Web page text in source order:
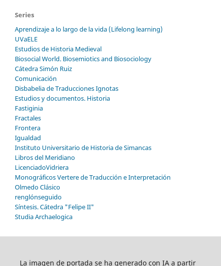
Series
Aprendizaje a lo largo de la vida (Lifelong learning)
UVaELE
Estudios de Historia Medieval
Biosocial World. Biosemiotics and Biosociology
Cátedra Simón Ruiz
Comunicación
Disbabelia de Traducciones Ignotas
Estudios y documentos. Historia
Fastiginia
Fractales
Frontera
Igualdad
Instituto Universitario de Historia de Simancas
Libros del Meridiano
LicenciadoVidriera
Monográficos Vertere de Traducción e Interpretación
Olmedo Clásico
renglónseguido
Síntesis. Cátedra "Felipe II"
Studia Archaelogica
La imagen de portada se ha generado con IA a partir